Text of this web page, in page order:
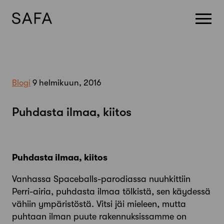
Blogi 9 helmikuun, 2016
Puhdasta ilmaa, kiitos
Puhdasta ilmaa, kiitos
Vanhassa Spaceballs-parodiassa nuuhkittiin
Perri-airia, puhdasta ilmaa tölkistä, sen käydessä
vähiin ympäristöstä. Vitsi jäi mieleen, mutta
puhtaan ilman puute rakennuksissamme on